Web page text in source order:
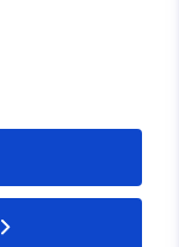
par
[ [ 9.3447787,